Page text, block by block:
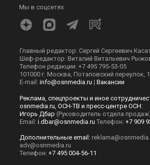
Мы в соцсетях
Главный редактор: Сергей Сергеевич
Шеф-редактор: Виталий Витальевич
Телефон редакции: +7 495 795-53-05
101000 г. Москва, Потаповский переулок,
E-mail: info@osnmedia.ru | Вакансии
Реклама, спецпроекты и иное
osnmedia.ru, ОСН-ТВ и пресс-центре ОСН:
Игорь Дбар (Руководитель отдела
Email: i.dbar@osnmedia.ru Телефон: +7 909
Дополнительные email:
adv@osnmedia.ru
Телефон: +7 495 004-56-11